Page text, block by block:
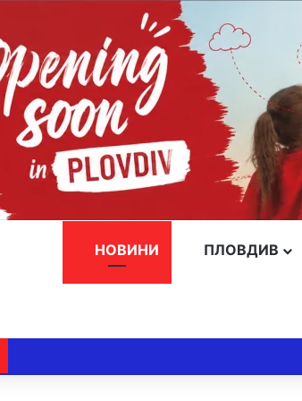
НОВИНИ ПЛОВДИВ